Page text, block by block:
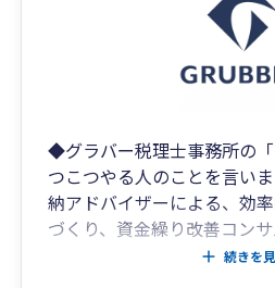
◆グラバー税理士事務所の
つこつやる人のことを言い
納アドバイザーによる、効
づくり、資金繰り改善コン
続きを